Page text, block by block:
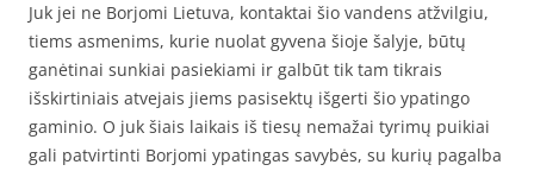
Juk jei ne Borjomi Lietuva, kontaktai šio vandens atžvilgiu,
tiems asmenims, kurie nuolat gyvena šioje šalyje, būtų
ganėtinai sunkiai pasiekiami ir galbūt tik tam tikrais
išskirtiniais atvejais jiems pasisektų išgerti šio ypatingo
gaminio. O juk šiais laikais iš tiesų nemažai tyrimų puikiai
gali patvirtinti Borjomi ypatingas savybės, su kurių pagalba